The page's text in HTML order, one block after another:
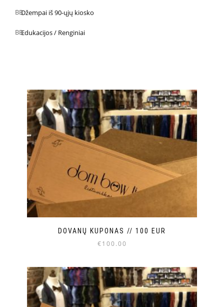
Džempai iš 90-ųjų kiosko
Edukacijos / Renginiai
DOVANŲ KUPONAS // 100 EUR
€100.00